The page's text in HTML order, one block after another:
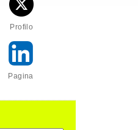
Profilo
Pagina